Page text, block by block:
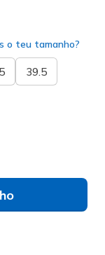
o teu tamanho?
39.5